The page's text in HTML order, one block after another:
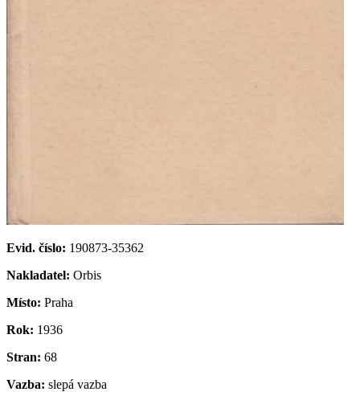
Evid. číslo: 190873-35362
Nakladatel: Orbis
Místo: Praha
Rok: 1936
Stran: 68
Vazba: slepá vazba